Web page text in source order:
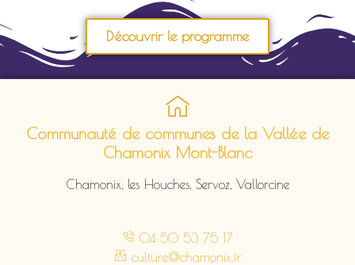
Découvrir le programme
Communauté de communes de la Vallée de
Chamonix Mont-Blanc
Chamonix, les Houches, Servoz, Vallorcine
04 50 53 75 17
culture@chamonix.fr